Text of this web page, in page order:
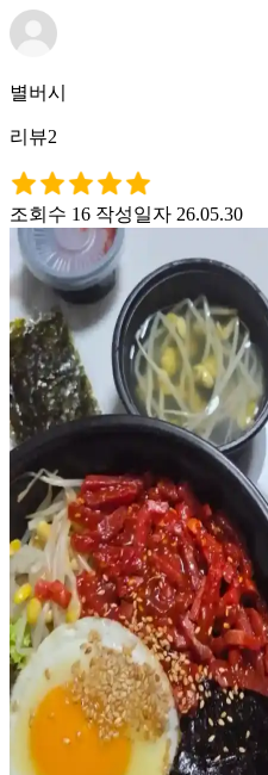
별버시
리뷰2
조회수 16 작성일자 26.05.30